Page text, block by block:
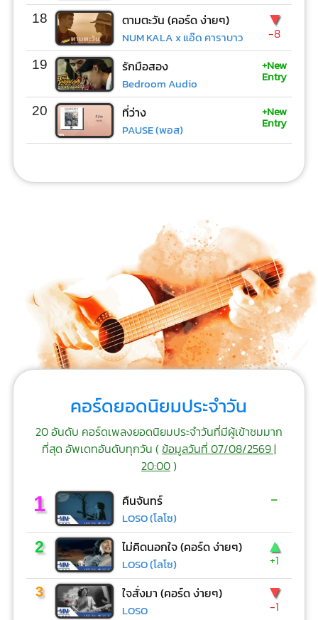
18 ตามตะวัน (คอร์ด ง่ายๆ)
NUM KALA x แอ๊ด คาราบาว
▼
-8
19 รักมือสอง
Bedroom Audio
+New
Entry
20 ที่ว่าง
PAUSE (พอส)
+New
Entry
คอร์ดยอดนิยมประจำวัน
20 อันดับ คอร์ดเพลงยอดนิยมประจำวันที่มีผู้เข้าชมมาก
ที่สุด อัพเดทอันดับทุกวัน (ข้อมูลวันที่ 07/08/2569 |
20:00)
1 คืนจันทร์
LOSO (โลโซ)
-
2 ไม่คิดนอกใจ (คอร์ด ง่ายๆ)
LOSO (โลโซ)
▲
+1
3 ใจสั่งมา (คอร์ด ง่ายๆ)
LOSO
▼
-1